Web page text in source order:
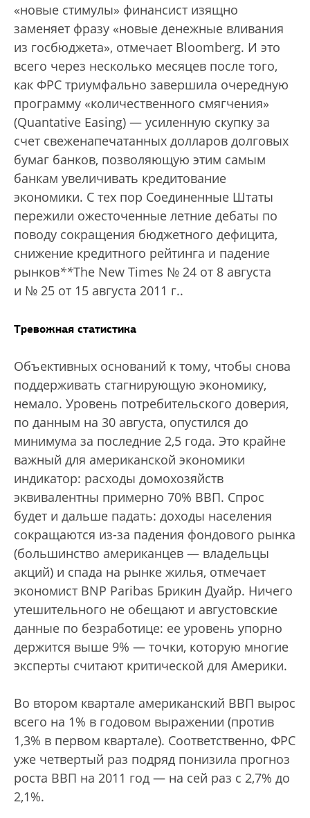
«новые стимулы» финансист изящно
заменяет фразу «новые денежные вливания
из госбюджета», отмечает Bloomberg. И это
всего через несколько месяцев после того,
как ФРС триумфально завершила очередную
программу «количественного смягчения»
(Quantative Easing) — усиленную скупку за
счет свеженапечатанных долларов долговых
бумаг банков, позволяющую этим самым
банкам увеличивать кредитование
экономики. С тех пор Соединенные Штаты
пережили ожесточенные летние дебаты по
поводу сокращения бюджетного дефицита,
снижение кредитного рейтинга и падение
рынков**The New Times № 24 от 8 августа
и № 25 от 15 августа 2011 г..
Тревожная статистика
Объективных оснований к тому, чтобы снова
поддерживать стагнирующую экономику,
немало. Уровень потребительского доверия,
по данным на 30 августа, опустился до
минимума за последние 2,5 года. Это крайне
важный для американской экономики
индикатор: расходы домохозяйств
эквивалентны примерно 70% ВВП. Спрос
будет и дальше падать: доходы населения
сокращаются из-за падения фондового рынка
(большинство американцев — владельцы
акций) и спада на рынке жилья, отмечает
экономист BNP Paribas Брикин Дуайр. Ничего
утешительного не обещают и августовские
данные по безработице: ее уровень упорно
держится выше 9% — точки, которую многие
эксперты считают критической для Америки.
Во втором квартале американский ВВП вырос
всего на 1% в годовом выражении (против
1,3% в первом квартале). Соответственно, ФРС
уже четвертый раз подряд понизила прогноз
роста ВВП на 2011 год — на сей раз с 2,7% до
2,1%.